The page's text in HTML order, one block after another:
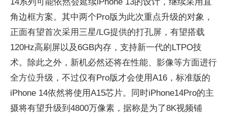
角边框方案。其中两个Pro版为此次重点升级的对象，
正面有望首次采用三星/LG提供的打孔屏，有望搭载
120Hz高刷屏以及6GB内存，支持新一代的LTPO技
术。除此之外，新机必然还将在性能、影像等方面进行
全方位升级，不过仅有Pro版才会使用A16，标准版的
iPhone 14依然将使用A15芯片。同时iPhone14Pro的主
摄将有望升级到4800万像素，据称是为了8K视频铺